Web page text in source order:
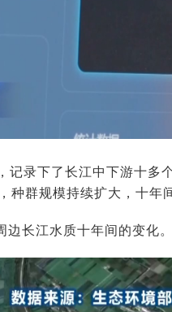
录下了长江中下游十多
群规模持续扩大，十年
长江水质十年间的变化。